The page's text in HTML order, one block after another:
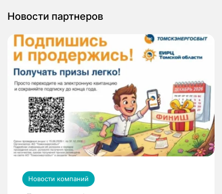
Новости партнеров
Новости компаний